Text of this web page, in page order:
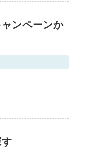
ンペーンか